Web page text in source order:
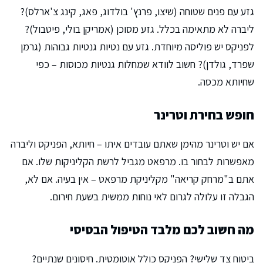
גזע עם פנים שטוחה (שיצו, פרנץ' בולדוג, פאג, קינג צ'ארלס)?
ליברה לא מתאימה בכלל. גזע מסוכן (אמריקן בולי, פיטבול)?
לפניקס יש פוליסה מיוחדת. גזע עם נטיות גנטיות גבוהות (גרמן
שפרד, גולדן)? חשוב לוודא שמחלות גנטיות מכוסות – כפי
שחיותא מכסה.
חופש בחירת וטרינר
אם יש וטרינר מהימן שאתם עובדים איתו – חיותא, הפניקס וליברה
מאפשרות לבחור בו. מרפאט מגביל לרשת הקליניקות שלו. אם
אתם ב"מרחק קריאה" מקליניקת מרפאט – אין בעיה. אם לא,
הגבלה זו עלולה לגרום לאי נוחות ממשית בשעת חירום.
מה חשוב לכם מלבד הטיפול הבסיסי
ביטוח צד שלישי? הפניקס כולל אוטומטית. חיסונים שנתיים?